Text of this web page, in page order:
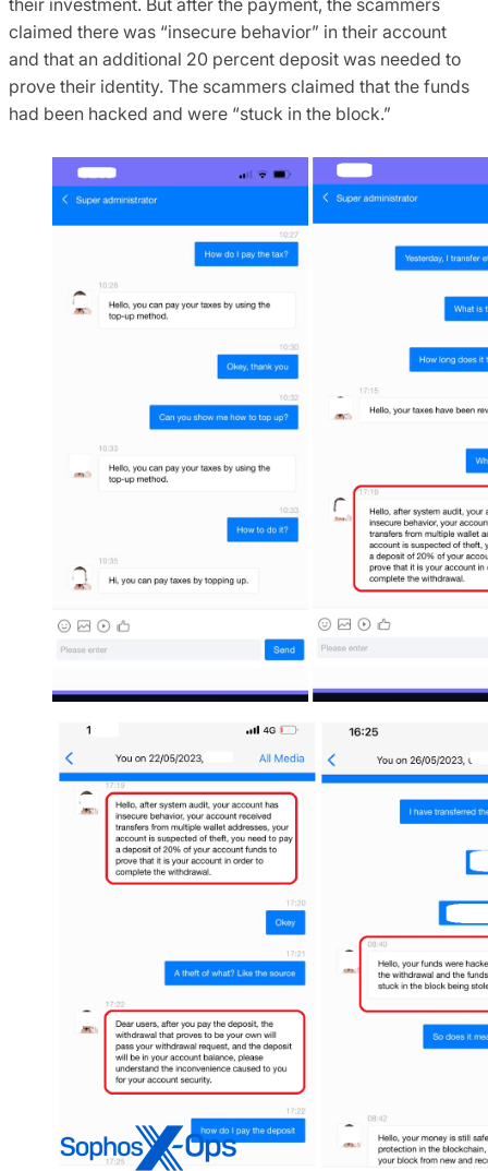
claimed there was “insecure behavior” in their account
and that an additional 20 percent deposit was needed to
prove their identity. The scammers claimed that the funds
had been hacked and were “stuck in the block.”